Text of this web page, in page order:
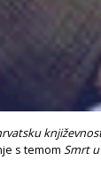
s temom Smrt